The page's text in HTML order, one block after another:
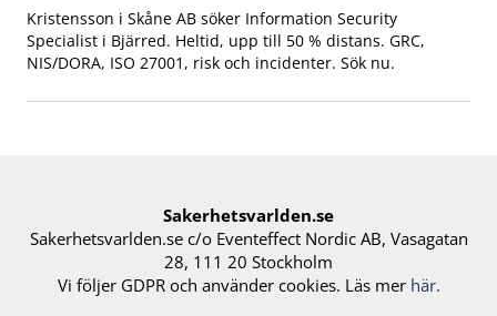
Kristensson i Skåne AB söker Information Security
Specialist i Bjärred. Heltid, upp till 50 % distans. GRC,
NIS/DORA, ISO 27001, risk och incidenter. Sök nu.
Sakerhetsvarlden.se
Sakerhetsvarlden.se c/o Eventeffect Nordic AB, Vasagatan
28, 111 20 Stockholm
Vi följer GDPR och använder cookies. Läs mer här.